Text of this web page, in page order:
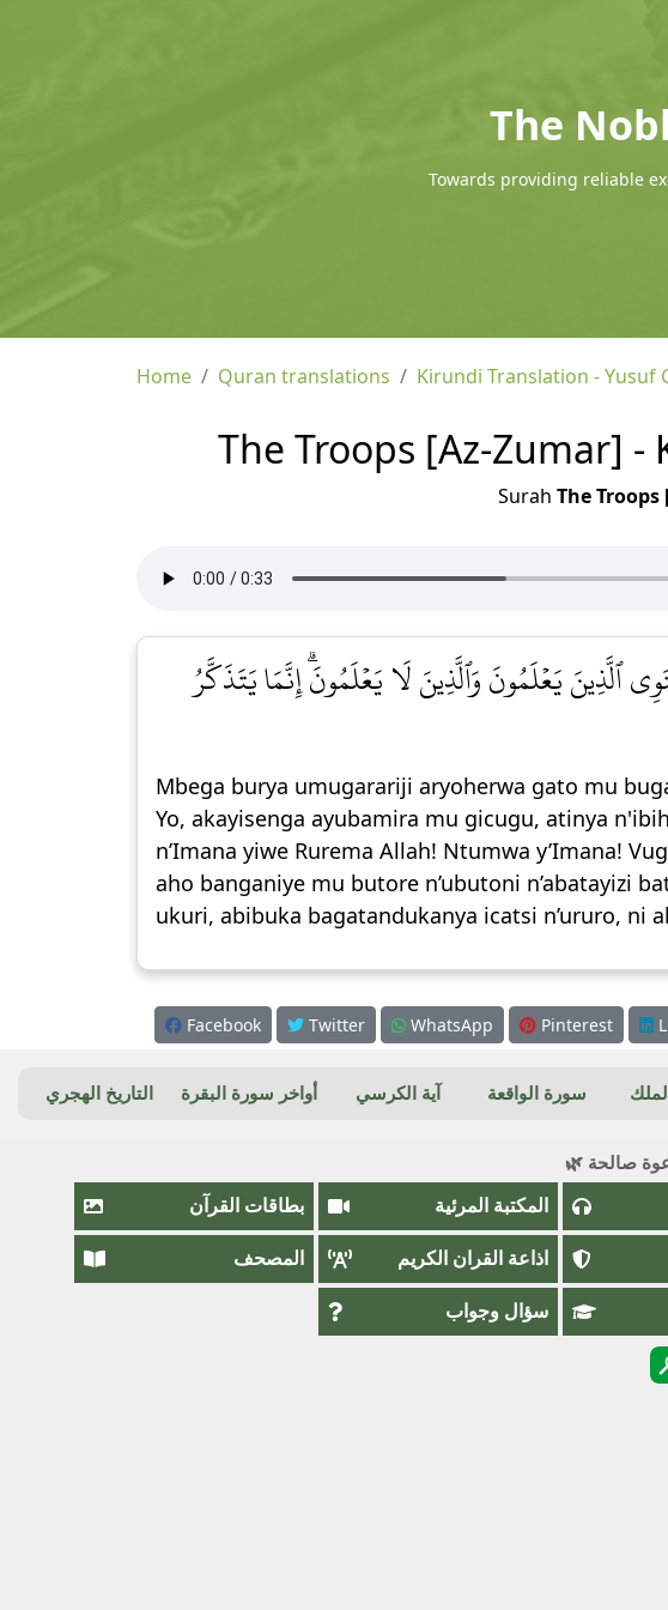
The
Towards providing reliable
Home Quran translations Kirundi Translation - Yusuf
The Troops [Az-Zumar] -
Surah The Troops
ٱلَّذِينَ يَعۡلَمُونَ وَٱلَّذِينَ لَا يَعۡلَمُونَۗ إِنَّمَا يَتَذَكَّرُ
Mbega burya umugarariji aryoherwa gato mu
Yo, akayisenga ayubamira mu gicugu, atinya
n’Imana yiwe Rurema Allah! Ntumwa y’Imana!
aho banganiye mu butore n’ubutoni n’abatayizi
ukuri, abibuka bagatandukanya icatsi n’ururo, ni
Facebook Twitter WhatsApp Pinterest
سورة الواقعة آية الكرسي أواخر سورة البقرة التاريخ الهجري
صالحة 🌿
المكتبة المرئية بطاقات القرآن
اذاعة القران الكريم المصحف
سؤال وجواب